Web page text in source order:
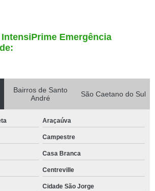
Emergência
Bairros de Santo
André
São Caetano do Sul
Araçaúva
Campestre
Casa Branca
Centreville
Cidade São Jorge